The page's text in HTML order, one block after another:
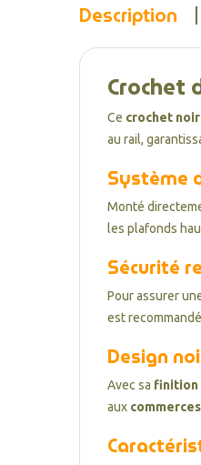
Description
Crochet
Ce crochet
au rail,
Système
Monté
les plafonds
Sécurité
Pour assurer
est
Design
Avec sa finition
aux